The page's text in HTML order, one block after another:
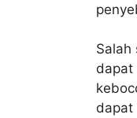
Salah
dapat
dapat